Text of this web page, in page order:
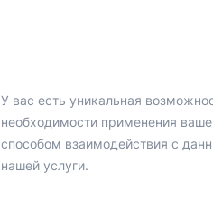
У вас есть уникальная
необходимости применения
способом взаимодействия с
нашей услуги.